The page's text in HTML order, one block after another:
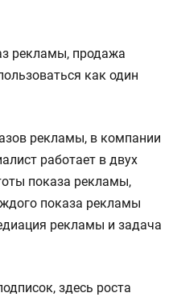
рекламы, продажа
как один
рекламы, в компании
работает в двух
показа рекламы,
показа рекламы
рекламы и задача
здесь роста